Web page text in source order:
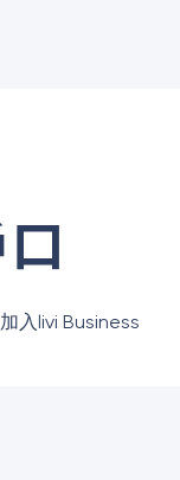
入livi Business